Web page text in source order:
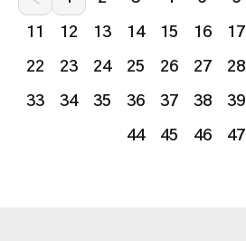
11 12 13 14 15 16 17
22 23 24 25 26 27 28
33 34 35 36 37 38 39
44 45 46 47